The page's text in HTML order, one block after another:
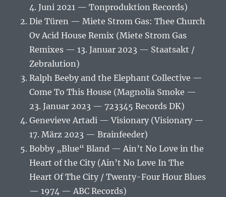
4. Juni 2021 — Tonproduktion Records)
Die Türen — Miete Strom Gas: Thee Church
Ov Acid House Remix (Miete Strom Gas
Remixes — 13. Januar 2023 — Staatsakt /
Zebralution)
Ralph Beeby and the Elephant Collective —
Come To This House (Magnolia Smoke —
23. Januar 2023 — 723345 Records DK)
Genevieve Artadi — Visionary (Visionary —
17. März 2023 — Brainfeeder)
Bobby „Blue“ Bland — Ain’t No Love in the
Heart of the City (Ain’t No Love In The
Heart Of The City / Twenty-Four Hour Blues
— 1974 — ABC Records)